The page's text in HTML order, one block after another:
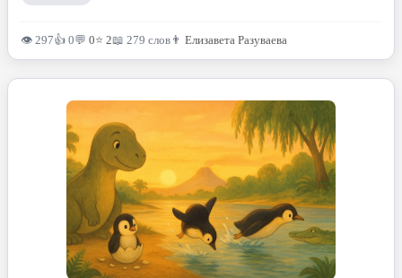
👁 297👍 0💬 0⭐ 2📖 279 слов 👨 Елизавета Разуваева